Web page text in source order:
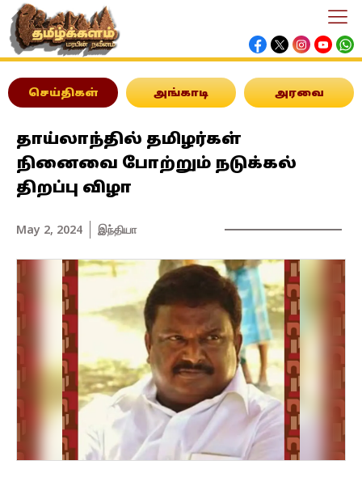
செய்திகள் அங்காடி அரவை
தாய்லாந்தில் தமிழர்கள்
நினைவை போற்றும் நடுக்கல்
திறப்பு விழா
May 2, 2024 இந்தியா